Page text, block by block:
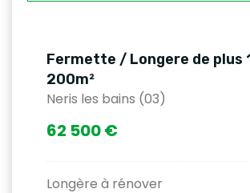
Fermette / Longere de plus
200m²
Neris les bains (03)
62 500 €
Longère à rénover